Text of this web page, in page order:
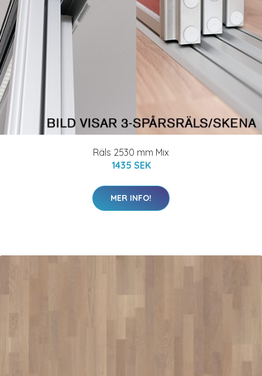
Räls 2530 mm Mix
1435 SEK
MER INFO!